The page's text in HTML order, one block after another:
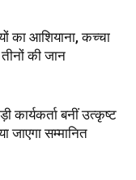
का आशियाना, कच्चा
की जान
कार्यकर्ता बनीं उत्कृष्ट
जाएगा सम्मानित